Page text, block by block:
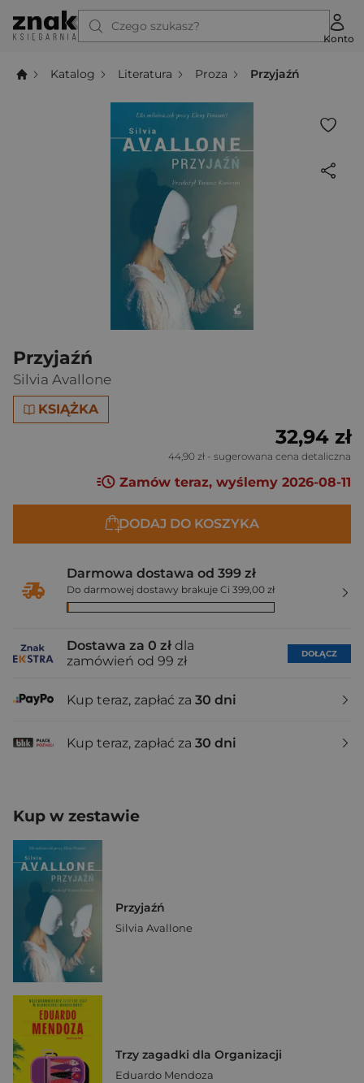
Czego szukasz?
Konto
Katalog Literatura Proza Przyjaźń
Przyjaźń
Silvia Avallone
KSIĄŻKA
32,94 zł
44,90 zł - sugerowana cena detaliczna
Zamów teraz, wyślemy 2026-08-11
DODAJ DO KOSZYKA
Darmowa dostawa od 399 zł
Do darmowej dostawy brakuje Ci 399,00 zł
Dostawa za 0 zł dla
zamówień od 99 zł
DOŁĄCZ
Kup teraz, zapłać za 30 dni
Kup teraz, zapłać za 30 dni
Kup w zestawie
Przyjaźń
Silvia Avallone
Trzy zagadki dla Organizacji
Eduardo Mendoza